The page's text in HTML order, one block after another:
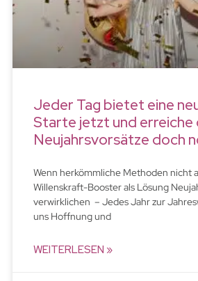
Jeder Tag bietet eine
Starte jetzt und erreiche
Neujahrsvorsätze doch
Wenn herkömmliche Methoden nicht
Willenskraft-Booster als Lösung
verwirklichen – Jedes Jahr zur
uns Hoffnung und
WEITERLESEN »